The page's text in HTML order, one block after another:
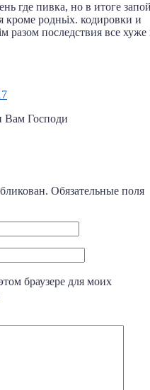
где пивка, но в итоге
кроме родньіх. кодировки и
разом последствия все хуже
Вам Господи
Обязательные поля
браузере для моих